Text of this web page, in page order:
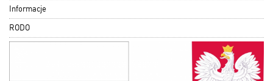
Informacje
RODO